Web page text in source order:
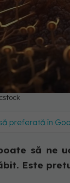
preferată în
să ne
Este